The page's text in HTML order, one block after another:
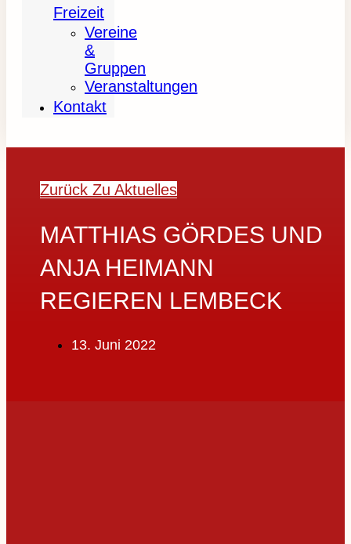
Freizeit
Vereine
&
Gruppen
Veranstaltungen
Kontakt
Zurück Zu Aktuelles
MATTHIAS GÖRDES UND
ANJA HEIMANN
REGIEREN LEMBECK
13. Juni 2022